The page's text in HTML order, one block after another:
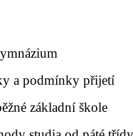
a podmínky přijetí
základní škole